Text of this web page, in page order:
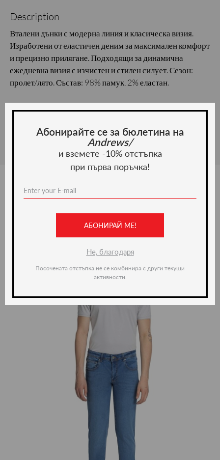
Description
Вталени дънки с модерна линия и класическа визия.
Изработени от еластичен деним за максимален комфорт
и прецизно прилягане. Подходящи за динамична
ежедневна визия с изчистен и стилен силует. Сезон:
пролет/лято. Състав: 98% памук, 2% еластан.
Material and care
Абонирайте се за бюлетина на
Andrews/
и вземете -10% отстъпка
при първа поръчка!
АБОНИРАЙ МЕ!
Не, благодаря
Посочената отстъпка не се комбинира с други текущи
активности.